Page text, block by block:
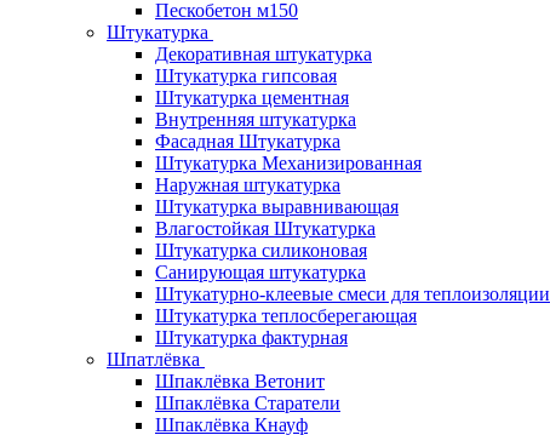
Пескобетон м150
Штукатурка
Декоративная штукатурка
Штукатурка гипсовая
Штукатурка цементная
Внутренняя штукатурка
Фасадная Штукатурка
Штукатурка Механизированная
Наружная штукатурка
Штукатурка выравнивающая
Влагостойкая Штукатурка
Штукатурка силиконовая
Санирующая штукатурка
Штукатурно-клеевые смеси для теплоизоляции
Штукатурка теплосберегающая
Штукатурка фактурная
Шпатлёвка
Шпаклёвка Ветонит
Шпаклёвка Старатели
Шпаклёвка Кнауф